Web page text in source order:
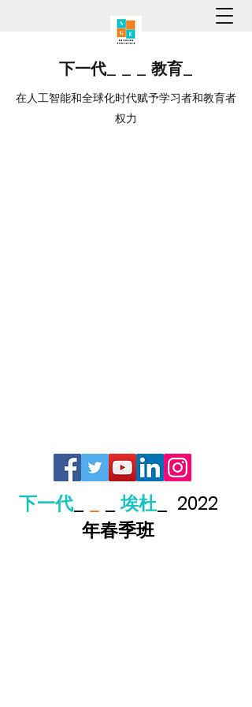
下一代_ _ _ 教育_
在人工智能和全球化时代赋予学习者和教育者
权力
下一代_ 埃杜_
2022
年春季班